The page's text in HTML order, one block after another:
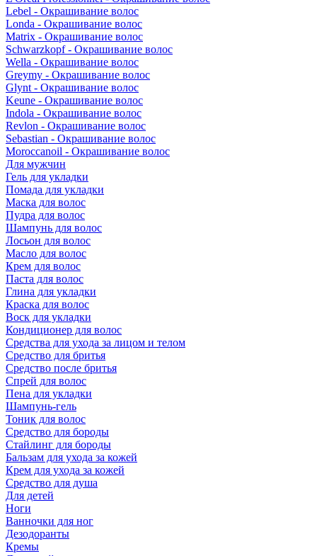
Lebel - Окрашивание волос
Londa - Окрашивание волос
Matrix - Окрашивание волос
Schwarzkopf - Окрашивание волос
Wella - Окрашивание волос
Greymy - Окрашивание волос
Glynt - Окрашивание волос
Keune - Окрашивание волос
Indola - Окрашивание волос
Revlon - Окрашивание волос
Sebastian - Окрашивание волос
Moroccanoil - Окрашивание волос
Для мужчин
Гель для укладки
Помада для укладки
Маска для волос
Пудра для волос
Шампунь для волос
Лосьон для волос
Масло для волос
Крем для волос
Паста для волос
Глина для укладки
Краска для волос
Воск для укладки
Кондиционер для волос
Средства для ухода за лицом и телом
Средство для бритья
Средство после бритья
Спрей для волос
Пена для укладки
Шампунь-гель
Тоник для волос
Средство для бороды
Стайлинг для бороды
Бальзам для ухода за кожей
Крем для ухода за кожей
Средство для душа
Для детей
Ноги
Ванночки для ног
Дезодоранты
Кремы